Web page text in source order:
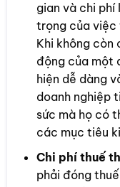
gian và chi phí
trọng của việc
Khi không
động của một
hiện dễ dàng
doanh nghiệp
sức mà họ có
các mục tiêu
Chi phí thuế
phải đóng